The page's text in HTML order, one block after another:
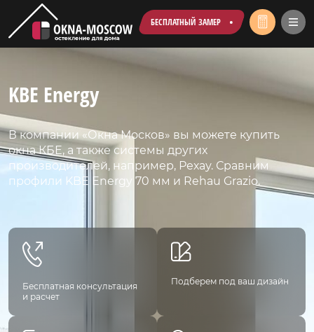
БЕСПЛАТНЫЙ ЗАМЕР
KBE Energy
В компании «Окна Москов» вы можете купить
окна КБЕ, а также системы других
производителей, например, Рехау. Сравним
профили KBE Energy 70 мм и Rehau Grazio.
Бесплатная консультация
и расчет
Подберем под ваш дизайн